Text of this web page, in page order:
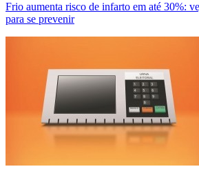
Frio aumenta risco de infarto em até 30%:
para se prevenir